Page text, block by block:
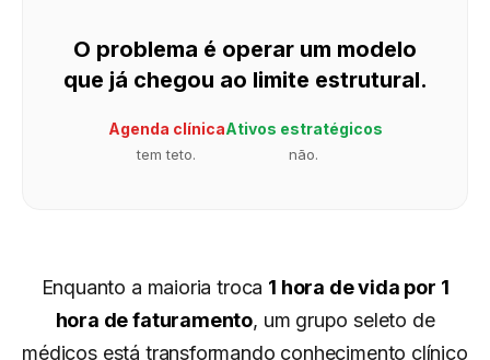
O problema é operar um modelo
que já chegou ao limite estrutural.
Agenda clínica
tem teto.
Ativos estratégicos
não.
Enquanto a maioria troca 1 hora de vida por 1
hora de faturamento, um grupo seleto de
médicos está transformando conhecimento clínico